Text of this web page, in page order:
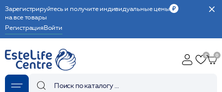
Зарегистрируйтесь и получите индивидуальные цены
на все товары
РегистрацияВойти